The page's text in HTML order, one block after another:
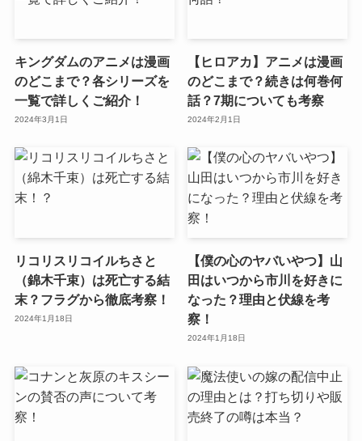
キングダムのアニメは漫画
のどこまで？各シリーズを
一覧で詳しくご紹介！
2024年3月1日
【ヒロアカ】アニメは漫画
のどこまで？続きは何巻何
話？7期についても考察
2024年2月1日
リコリスリコイルちさと
（錦木千束）は死亡する結
末？フラグから徹底考察！
2024年1月18日
【僕の心のヤバいやつ】山
田はいつから市川を好きに
なった？理由と伏線を考
察！
2024年1月18日